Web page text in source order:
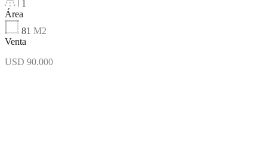
1
Área
81 M2
Venta
USD 90.000